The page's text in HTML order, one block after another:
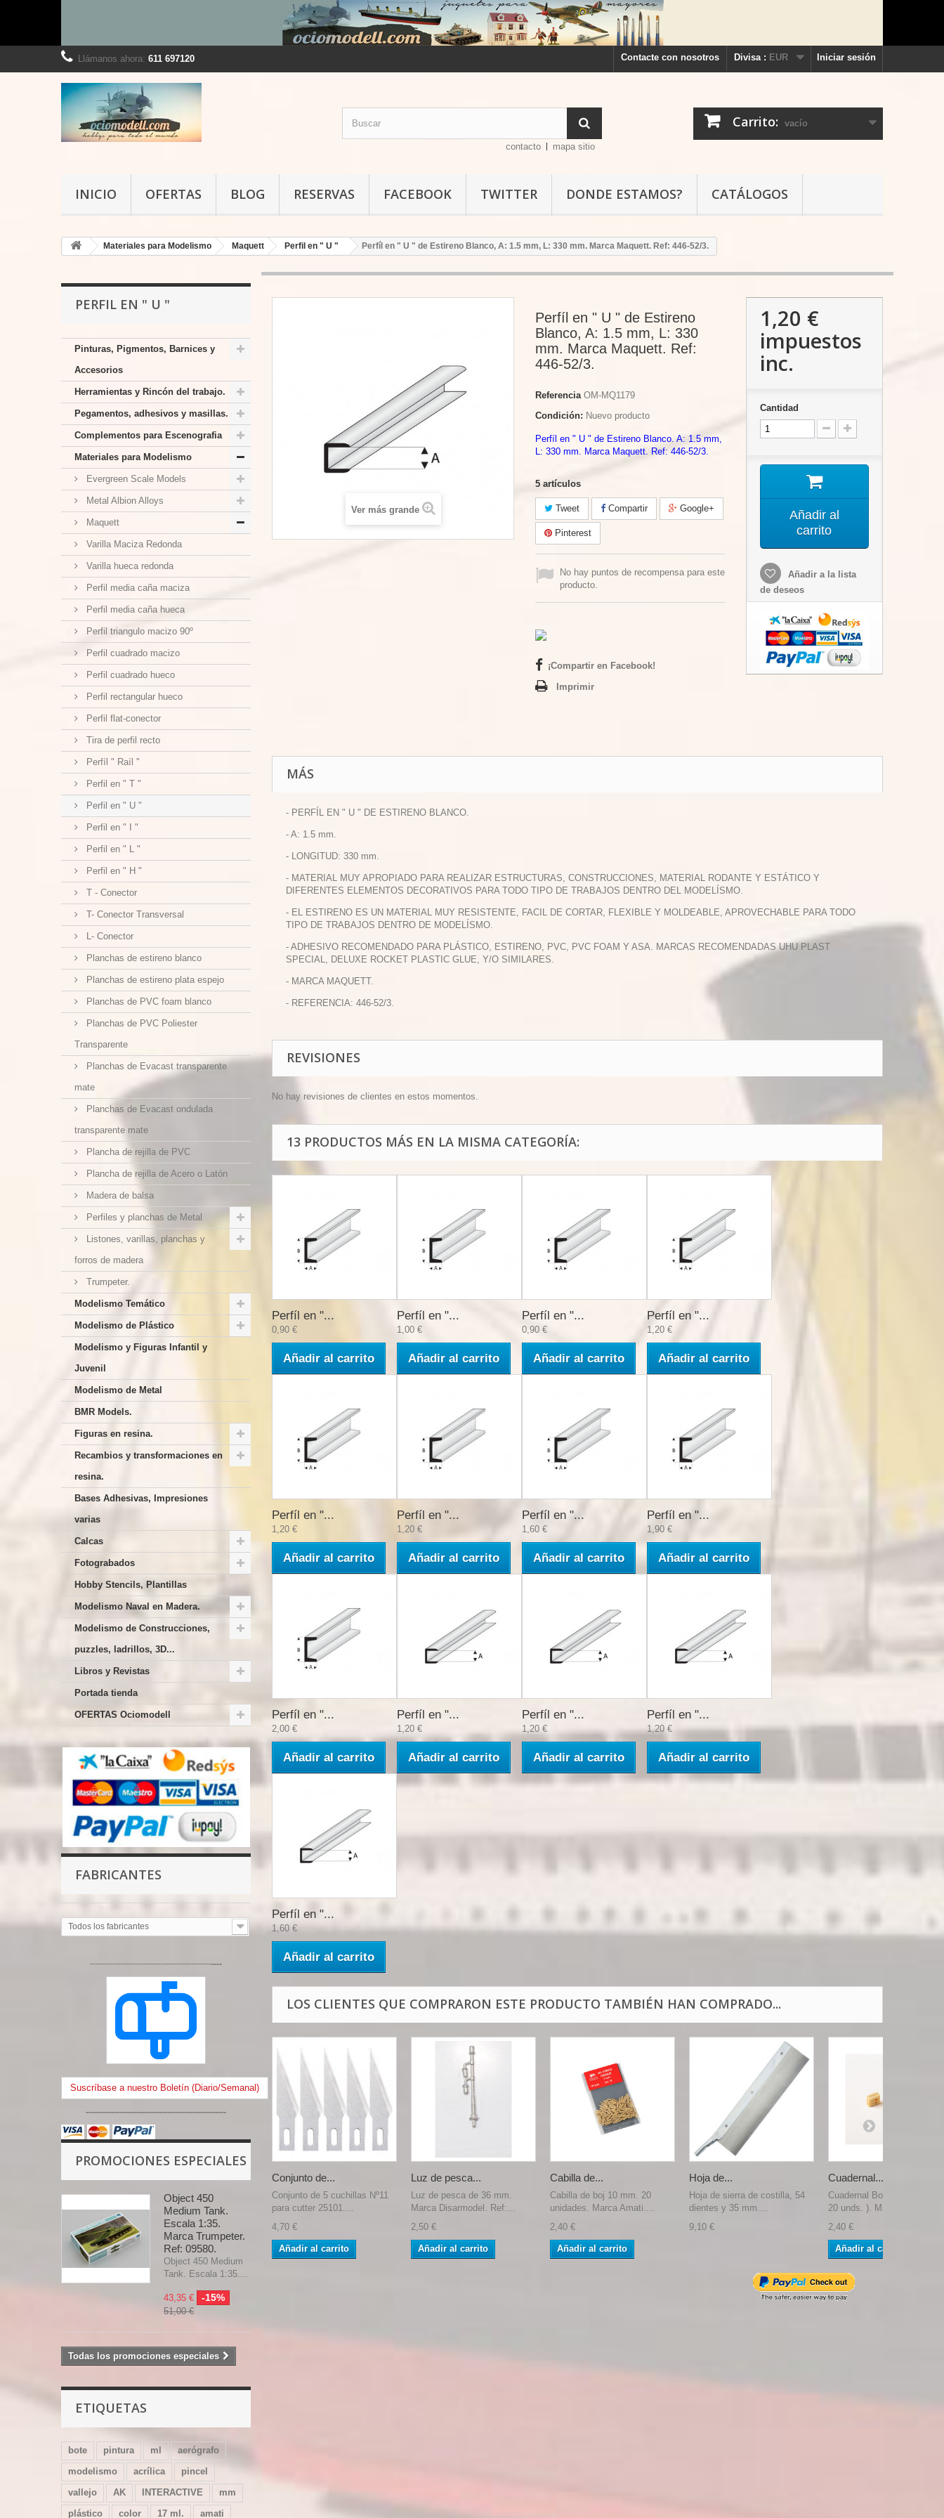
Iniciar sesión
Divisa : EUR
Contacte con nosotros
Llámanos ahora: 611 697120
Carrito: vacío
contacto mapa sitio
INICIO OFERTAS BLOG RESERVAS FACEBOOK TWITTER DONDE ESTAMOS? CATÁLOGOS
Materiales para Modelismo Maquett Perfil en " U " Perfíl en " U " de Estireno Blanco, A: 1.5 mm, L: 330 mm. Marca Maquett. Ref: 446-52/3.
PERFIL EN " U "
Pinturas, Pigmentos, Barnices y
Accesorios
Herramientas y Rincón del trabajo.
Pegamentos, adhesivos y masillas.
Complementos para Escenografia
Materiales para Modelismo
Evergreen Scale Models
Metal Albion Alloys
Maquett
Varilla Maciza Redonda
Varilla hueca redonda
Perfil media caña maciza
Perfil media caña hueca
Perfil triangulo macizo 90º
Perfil cuadrado macizo
Perfil cuadrado hueco
Perfil rectangular hueco
Perfil flat-conector
Tira de perfil recto
Perfíl " Raíl "
Perfil en " T "
Perfil en " U "
Perfil en " I "
Perfil en " L "
Perfil en " H "
T - Conector
T- Conector Transversal
L- Conector
Planchas de estireno blanco
Planchas de estireno plata espejo
Planchas de PVC foam blanco
Planchas de PVC Poliester
Transparente
Planchas de Evacast transparente
mate
Planchas de Evacast ondulada
transparente mate
Plancha de rejilla de PVC
Plancha de rejilla de Acero o Latón
Madera de balsa
Perfiles y planchas de Metal
Listones, varillas, planchas y
forros de madera
Trumpeter.
Modelismo Temático
Modelismo de Plástico
Modelismo y Figuras Infantil y
Juvenil
Modelismo de Metal
BMR Models.
Figuras en resina.
Recambios y transformaciones en
resina.
Bases Adhesivas, Impresiones
varias
Calcas
Fotograbados
Hobby Stencils, Plantillas
Modelismo Naval en Madera.
Modelismo de Construcciones,
puzzles, ladrillos, 3D...
Libros y Revistas
Portada tienda
OFERTAS Ociomodell
FABRICANTES
Todos los fabricantes
-----------------------------------------------
Suscríbase a nuestro Boletín (Diario/Semanal)
--------------------------------------------------
PROMOCIONES ESPECIALES
Object 450
Medium Tank.
Escala 1:35.
Marca Trumpeter.
Ref: 09580.
Object 450 Medium
Tank. Escala 1:35....
43,35 € -15%
51,00 €
Todas los promociones especiales
ETIQUETAS
bote pintura ml
aerógrafo
modelismo
acrílica
pincel
vallejo
AK INTERACTIVE
mm
plástico
color 17 ml. amati
Ver más grande
Perfíl en " U " de Estireno
Blanco, A: 1.5 mm, L: 330
mm. Marca Maquett. Ref:
446-52/3.
Referencia OM-MQ1179
Condición: Nuevo producto
Perfíl en " U " de Estireno Blanco. A: 1.5 mm,
L: 330 mm. Marca Maquett. Ref: 446-52/3.
5 artículos
Tweet Compartir Google+
Pinterest
No hay puntos de recompensa para este
producto.
¡Compartir en Facebook!
Imprimir
1,20 €
impuestos
inc.
Cantidad
Añadir al
carrito
Añadir a la lista
de deseos
MÁS
- PERFÍL EN " U " DE ESTIRENO BLANCO.
- A: 1.5 mm.
- LONGITUD: 330 mm.
- MATERIAL MUY APROPIADO PARA REALIZAR ESTRUCTURAS, CONSTRUCCIONES, MATERIAL RODANTE Y ESTÁTICO Y
DIFERENTES ELEMENTOS DECORATIVOS PARA TODO TIPO DE TRABAJOS DENTRO DEL MODELÍSMO.
- EL ESTIRENO ES UN MATERIAL MUY RESISTENTE, FACIL DE CORTAR, FLEXIBLE Y MOLDEABLE, APROVECHABLE PARA TODO
TIPO DE TRABAJOS DENTRO DE MODELÍSMO.
- ADHESIVO RECOMENDADO PARA PLÁSTICO, ESTIRENO, PVC, PVC FOAM Y ASA. MARCAS RECOMENDADAS UHU PLAST
SPECIAL, DELUXE ROCKET PLASTIC GLUE, Y/O SIMILARES.
- MARCA MAQUETT.
- REFERENCIA: 446-52/3.
REVISIONES
No hay revisiones de clientes en estos momentos.
13 PRODUCTOS MÁS EN LA MISMA CATEGORÍA:
Perfíl en "...
0,90 €
Añadir al carrito
Perfíl en "...
1,00 €
Añadir al carrito
Perfíl en "...
0,90 €
Añadir al carrito
Perfíl en "...
1,20 €
Añadir al carrito
Perfíl en "...
1,20 €
Añadir al carrito
Perfíl en "...
1,20 €
Añadir al carrito
Perfíl en "...
1,60 €
Añadir al carrito
Perfíl en "...
1,90 €
Añadir al carrito
Perfíl en "...
2,00 €
Añadir al carrito
Perfíl en "...
1,20 €
Añadir al carrito
Perfíl en "...
1,20 €
Añadir al carrito
Perfíl en "...
1,20 €
Añadir al carrito
Perfíl en "...
1,60 €
Añadir al carrito
LOS CLIENTES QUE COMPRARON ESTE PRODUCTO TAMBIÉN HAN COMPRADO...
Conjunto de...
Conjunto de 5 cuchillas Nº11
para cutter 25101....
4,70 €
Añadir al carrito
Luz de pesca...
Luz de pesca de 36 mm.
Marca Disarmodel. Ref:...
2,50 €
Añadir al carrito
Cabilla de...
Cabilla de boj 10 mm. 20
unidades. Marca Amati....
2,40 €
Añadir al carrito
Hoja de...
Hoja de sierra de costilla, 54
dientes y 35 mm....
9,10 €
Cuadernal...
Cuadernal Boj doble 3 mm (
20 unds. ). Marca...
2,40 €
Añadir al carrito